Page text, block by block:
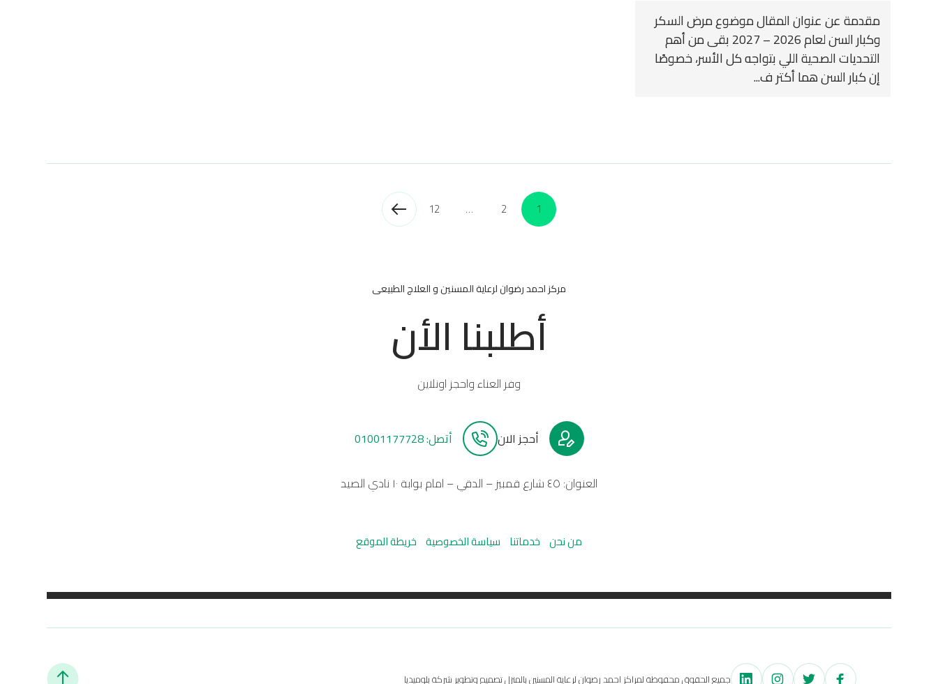
مقدمة عن عنوان المقال موضوع مرض السكر
وكبار السن لعام 2026 – 2027 بقى من أهم
التحديات الصحية اللي بتواجه كل الأسر، خصوصًا
إن كبار السن هما أكتر ف...
1
2
…
12
مركز احمد رضوان لرعاية المسنين و العلاج الطبيعى
أطلبنا الأن
وفر العناء واحجز اونلاين
أحجز الان أتصل: 01001177728
العنوان: ٤٥ شارع قمبيز – الدقي – امام بوابة ١٠ نادي الصيد
من نحن خدماتنا سياسة الخصوصية خريطة الموقع
جميع الحقوق محفوظة لمراكز احمد رضوان لرعاية المسنين بالمنزل تصميم وتطوير شركة بلوميديا